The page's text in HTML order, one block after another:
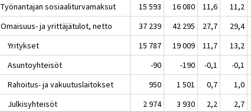
Työnantajan sosiaaliturvamaksut
15 593 16 080 11,6 11,2
Omaisuus- ja yrittäjätulot, netto
37 239 42 295 27,7 29,4
Yritykset
15 787 19 009 11,7 13,2
Asuntoyhteisöt
-90 -190 -0,1 -0,1
Rahoitus- ja vakuutuslaitokset
950 1 501 0,7 1,0
Julkisyhteisöt
2 974 3 930 2,2 2,7